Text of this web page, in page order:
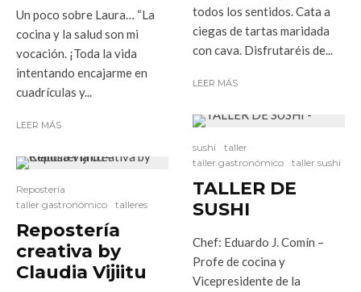
Un poco sobre Laura… “La
cocina y la salud son mi
vocación. ¡Toda la vida
intentando encajarme en
cuadrículas y...
LEER MÁS
Repostería
taller gastronómico
talleres
Repostería
creativa by
Claudia Vijiitu
todos los sentidos. Cata a
ciegas de tartas maridada
con cava. Disfrutaréis de...
LEER MÁS
sushi
taller
taller gastronómico
taller sushi
TALLER DE
SUSHI
Chef: Eduardo J. Comín –
Profe de cocina y
Vicepresidente de la